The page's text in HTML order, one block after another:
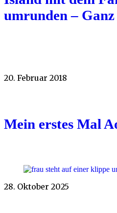
umrunden –
20. Februar 2018
Mein erstes Mal
28. Oktober 2025